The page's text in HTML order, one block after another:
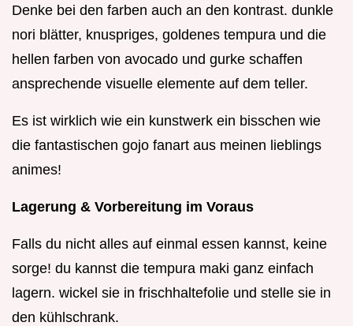
Denke bei den farben auch an den kontrast. dunkle
nori blätter, knuspriges, goldenes tempura und die
hellen farben von avocado und gurke schaffen
ansprechende visuelle elemente auf dem teller.
Es ist wirklich wie ein kunstwerk ein bisschen wie
die fantastischen gojo fanart aus meinen lieblings
animes!
Lagerung & Vorbereitung im Voraus
Falls du nicht alles auf einmal essen kannst, keine
sorge! du kannst die tempura maki ganz einfach
lagern. wickel sie in frischhaltefolie und stelle sie in
den kühlschrank.